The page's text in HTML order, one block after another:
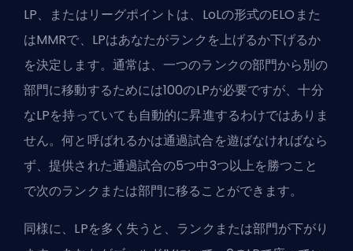
LP、またはリーグポイントは、LoLの形式のELO また
はMMRで、LPはあなたがランクを上げるか下げるか
を決定します。通常は、一つのランクの部門から別の
部門に移動するためには100のLPが必要ですが、十分
なLPを持っていても自動的に昇進するわけではありま
せん。何と呼ばれるかは通過試合を遊ばなければなら
ず、提供された通過試合の5つ中3つ以上を勝つこと
で次のランクまたは部門に移ることができます。
同様に、LPを多く失うと、ランクまたは部門が下がり